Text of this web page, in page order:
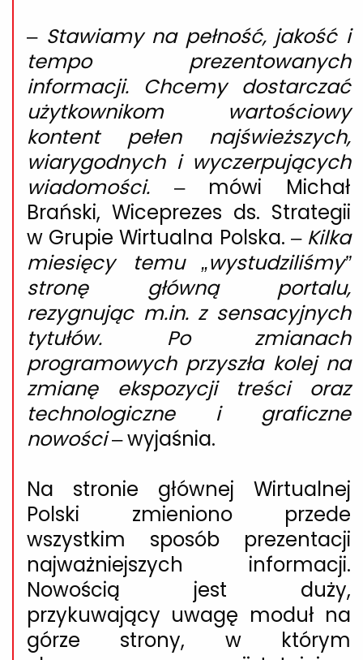
–Stawiamy na pełność, jakość i
tempo prezentowanych
informacji. Chcemy dostarczać
użytkownikom wartościowy
kontent pełen najświeższych,
wiarygodnych i wyczerpujących
wiadomości. – mówi Michał
Brański, Wiceprezes ds. Strategii
w Grupie Wirtualna Polska. – Kilka
miesięcy temu „wystudziliśmy”
stronę główną portalu,
rezygnując m.in. z sensacyjnych
tytułów. Po zmianach
programowych przyszła kolej na
zmianę ekspozycji treści oraz
technologiczne i graficzne
nowości– wyjaśnia.
Na stronie głównej Wirtualnej
Polski zmieniono przede
wszystkim sposób prezentacji
najważniejszych informacji.
Nowością jest duży,
przykuwający uwagę moduł na
górze strony, w którym